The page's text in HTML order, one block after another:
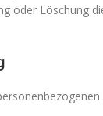
oder Löschung